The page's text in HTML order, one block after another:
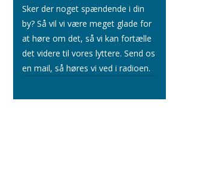
Sker der noget spændende i din
by? Så vil vi være meget glade for
at høre om det, så vi kan fortælle
det videre til vores lyttere. Send os
en mail, så høres vi ved i radioen.